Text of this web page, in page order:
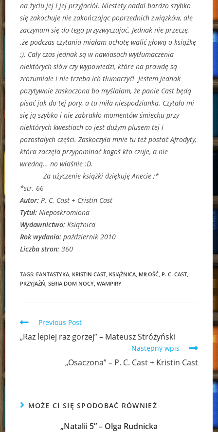
na życiu jej i jej przyjaciół. Niestety nadal bardzo szybko
się zakochuje nie zakończając poprzednich związków, ale
zaczynam się do tego przyzwyczajać. Jednak nie przeczę,
.że podczas czytania miałam ochotę walić głową o książkę
;). Cały czas jednak są w nawiasach wytłumaczenia
niektórych słów czy wypowiedzi, które na prawdę są
zrozumiałe i nie trzeba ich tłumaczyć! Jestem jednak
pozytywnie zaskoczona bo myślałam, że panie Cast będą
pisać jak do tej pory, a tu miła niespodzianka. Czytało mi
się ją szybko i nie zabrakło momentów śmiechu przy
niektórych kwestiach co jest dużym plusem tej i
pozostałych części. Zaskoczyła mnie tu też postać Afrodyty,
która zaczęła przypominać kogoś kto czuje, a nie
wredną… no właśnie :D.
Za użyczenie książki dziękuję Anecie ;*
*str. 66
Autor: P. C. Cast + Cristin Cast
Tytuł: Nieposkromiona
Wydawnictwo: Książnica
Rok wydania:październik 2010
Liczba stron:360
TAGS: FANTASTYKA KRISTIN CAST KSIĄŻNICA MIŁOŚĆ P. C. CAST
PRZYJAŹŃ SERIA DOM NOCY WAMPIRY
Read
articles
Previous Post
„Raz lepiej raz gorzej” – Mateusz Stróżyński
Następny wpis
„Osaczona” – P. C. Cast + Kristin Cast
MOŻE CI SIĘ SPODOBAĆ RÓWNIEŻ
„Natalii 5” – Olga Rudnicka